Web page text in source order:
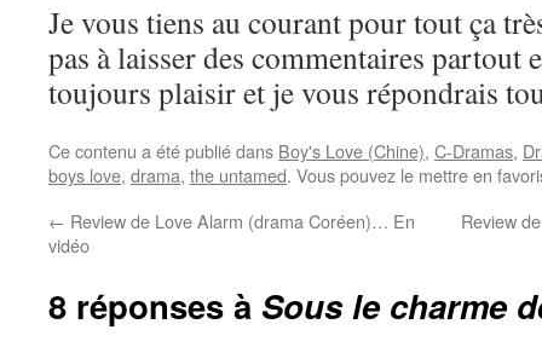
Je vous tiens au courant pour tout ça
pas à laisser des commentaires partout
toujours plaisir et je vous répondrais
Ce contenu a été publié dans Boy's Love (Chine), C-Dramas,
boys love, drama, the untamed. Vous pouvez le mettre en
← Review de Love Alarm (drama Coréen)… En
vidéo
Review
8 réponses à Sous le charme